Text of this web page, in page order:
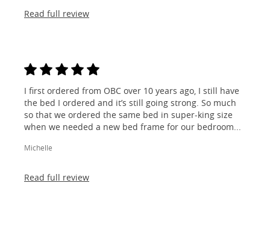
Read full review
I first ordered from OBC over 10 years ago, I still have
the bed I ordered and it’s still going strong. So much
so that we ordered the same bed in super-king size
when we needed a new bed frame for our bedroom...
Michelle
Read full review